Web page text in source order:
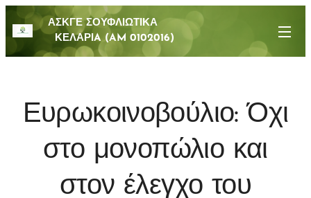
ΑΣΚΓΕ ΣΟΥΦΛΙΩΤΙΚΑ
ΚΕΛΑΡΙA (AM 0102016)
Ευρωκοινοβούλιο: Όχι
στο μονοπώλιο και
στον έλεγχο του